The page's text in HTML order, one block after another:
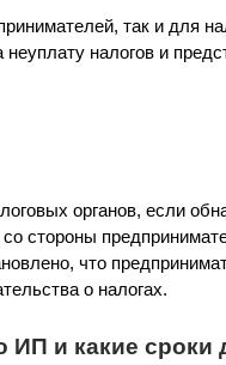
так и для
налогов и
органов, если
стороны
что
о налогах.
ИП и какие сроки